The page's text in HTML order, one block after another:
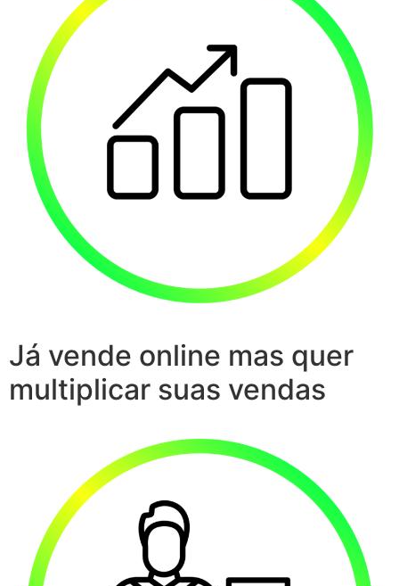
Já vende online mas quer
multiplicar suas vendas